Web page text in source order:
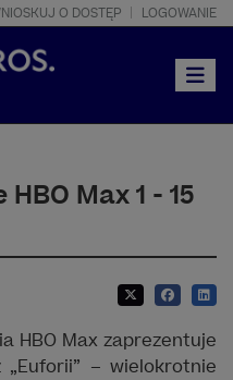
O DOSTĘP LOGOWANIE
Max 1 - 15
HBO Max zaprezentuje
„Euforii” – wielokrotnie